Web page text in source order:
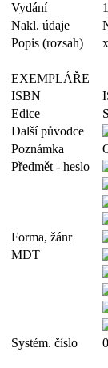
Vydání
Nakl. údaje
Popis (rozsah)
EXEMPLÁŘE
ISBN
Edice
Další původce
Poznámka
Předmět - heslo
Forma, žánr
MDT
Systém. číslo